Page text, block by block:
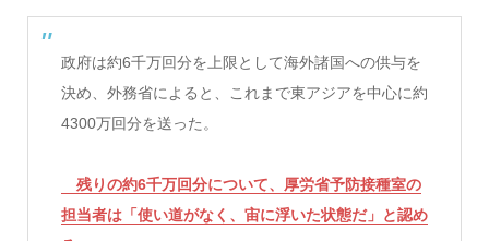
政府は約6千万回分を上限として海外諸国への供与を
決め、外務省によると、これまで東アジアを中心に約
4300万回分を送った。
残りの約6千万回分について、厚労省予防接種室の
担当者は「使い道がなく、宙に浮いた状態だ」と認め